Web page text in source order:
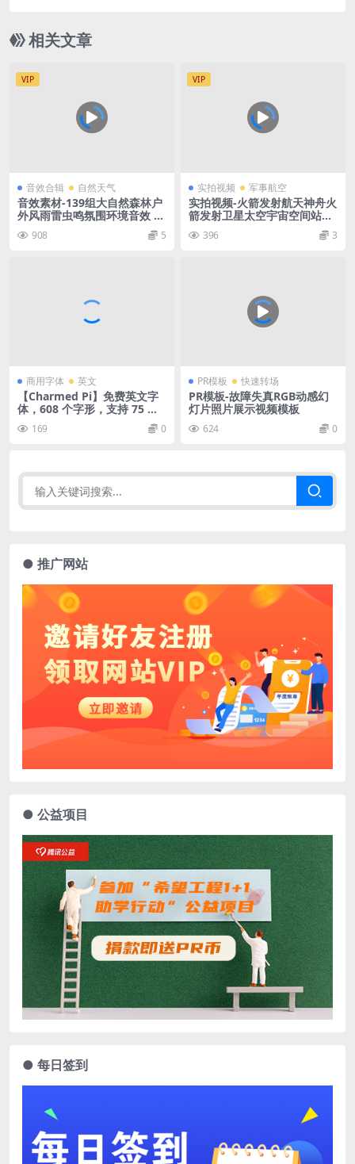
相关文章
VIP
音效合辑 自然天气
音效素材-139组大自然森林户
外风雨雷虫鸣氛围环境音效 B
oom Library – Nature Esse
ntials
908 5
VIP
实拍视频 军事航空
实拍视频-火箭发射航天神舟火
箭发射卫星太空宇宙空间站视
396 3
商用字体 英文
【Charmed Pi】免费英文字
体，608 个字形，支持 75 种
语言169 0
PR模板 快速转场
PR模板-故障失真RGB动感幻
灯片照片展示视频模板
624 0
● 推广网站
● 公益项目
● 每日签到